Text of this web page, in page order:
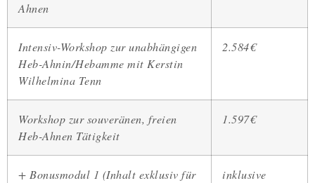
Ahnen
Intensiv-Workshop zur unabhängigen
Heb-Ahnin/Hebamme mit Kerstin
Wilhelmina Tenn
2.584€
Workshop zur souveränen, freien
Heb-Ahnen Tätigkeit
1.597€
+ Bonusmodul 1 (Inhalt exklusiv für
inklusive